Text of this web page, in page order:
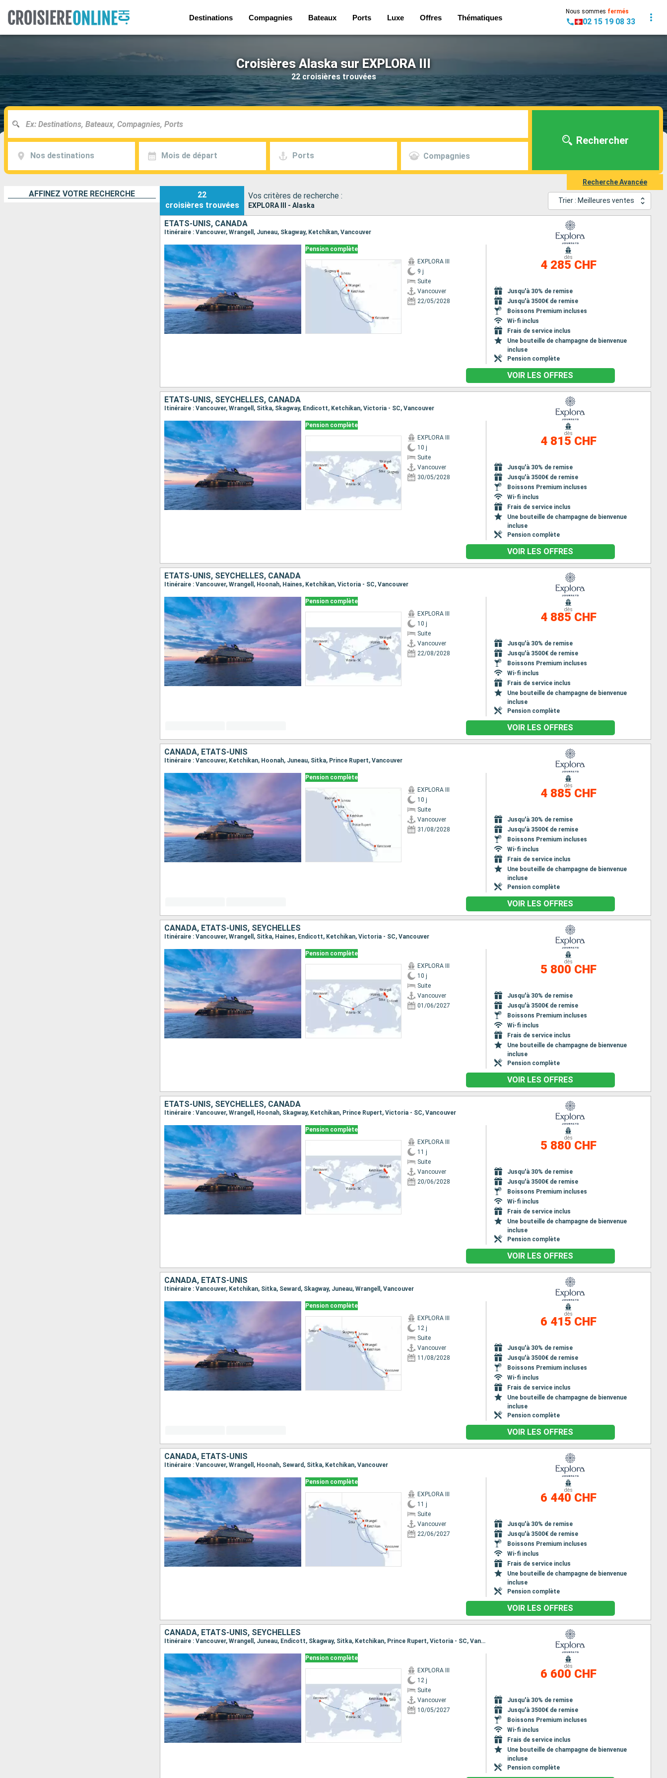
Destinations Compagnies Bateaux Ports Luxe Offres Thématiques
Nous sommes fermés
02 15 19 08 33
Croisières Alaska sur EXPLORA III
22 croisières trouvées
Nos destinations Mois de départ Ports Compagnies
Rechercher
Recherche Avancée
AFFINEZ VOTRE RECHERCHE
22
croisières trouvées
Vos critères de recherche :
EXPLORA III - Alaska
Trier : Meilleures ventes
ÉTATS-UNIS, CANADA
Itinéraire : Vancouver, Wrangell, Juneau, Skagway, Ketchikan, Vancouver
Pension complète
EXPLORA III
9 j
Suite
Vancouver
22/05/2028
dès
4 285 CHF
Jusqu'à 30% de remise
Jusqu'à 3500€ de remise
Boissons Premium incluses
Wi-fi inclus
Frais de service inclus
Une bouteille de champagne de bienvenue
incluse
Pension complète
VOIR LES OFFRES
ÉTATS-UNIS, SEYCHELLES, CANADA
Itinéraire : Vancouver, Wrangell, Sitka, Skagway, Endicott, Ketchikan, Victoria - SC, Vancouver
Pension complète
EXPLORA III
10 j
Suite
Vancouver
30/05/2028
dès
4 815 CHF
Jusqu'à 30% de remise
Jusqu'à 3500€ de remise
Boissons Premium incluses
Wi-fi inclus
Frais de service inclus
Une bouteille de champagne de bienvenue
incluse
Pension complète
VOIR LES OFFRES
ÉTATS-UNIS, SEYCHELLES, CANADA
Itinéraire : Vancouver, Wrangell, Hoonah, Haines, Ketchikan, Victoria - SC, Vancouver
Pension complète
EXPLORA III
10 j
Suite
Vancouver
22/08/2028
dès
4 885 CHF
Jusqu'à 30% de remise
Jusqu'à 3500€ de remise
Boissons Premium incluses
Wi-fi inclus
Frais de service inclus
Une bouteille de champagne de bienvenue
incluse
Pension complète
VOIR LES OFFRES
CANADA, ÉTATS-UNIS
Itinéraire : Vancouver, Ketchikan, Hoonah, Juneau, Sitka, Prince Rupert, Vancouver
Pension complète
EXPLORA III
10 j
Suite
Vancouver
31/08/2028
dès
4 885 CHF
Jusqu'à 30% de remise
Jusqu'à 3500€ de remise
Boissons Premium incluses
Wi-fi inclus
Frais de service inclus
Une bouteille de champagne de bienvenue
incluse
Pension complète
VOIR LES OFFRES
CANADA, ÉTATS-UNIS, SEYCHELLES
Itinéraire : Vancouver, Wrangell, Sitka, Haines, Endicott, Ketchikan, Victoria - SC, Vancouver
Pension complète
EXPLORA III
10 j
Suite
Vancouver
01/06/2027
dès
5 800 CHF
Jusqu'à 30% de remise
Jusqu'à 3500€ de remise
Boissons Premium incluses
Wi-fi inclus
Frais de service inclus
Une bouteille de champagne de bienvenue
incluse
Pension complète
VOIR LES OFFRES
ÉTATS-UNIS, SEYCHELLES, CANADA
Itinéraire : Vancouver, Wrangell, Hoonah, Skagway, Ketchikan, Prince Rupert, Victoria - SC, Vancouver
Pension complète
EXPLORA III
11 j
Suite
Vancouver
20/06/2028
dès
5 880 CHF
Jusqu'à 30% de remise
Jusqu'à 3500€ de remise
Boissons Premium incluses
Wi-fi inclus
Frais de service inclus
Une bouteille de champagne de bienvenue
incluse
Pension complète
VOIR LES OFFRES
CANADA, ÉTATS-UNIS
Itinéraire : Vancouver, Ketchikan, Sitka, Seward, Skagway, Juneau, Wrangell, Vancouver
Pension complète
EXPLORA III
12 j
Suite
Vancouver
11/08/2028
dès
6 415 CHF
Jusqu'à 30% de remise
Jusqu'à 3500€ de remise
Boissons Premium incluses
Wi-fi inclus
Frais de service inclus
Une bouteille de champagne de bienvenue
incluse
Pension complète
VOIR LES OFFRES
CANADA, ÉTATS-UNIS
Itinéraire : Vancouver, Wrangell, Hoonah, Seward, Sitka, Ketchikan, Vancouver
Pension complète
EXPLORA III
11 j
Suite
Vancouver
22/06/2027
dès
6 440 CHF
Jusqu'à 30% de remise
Jusqu'à 3500€ de remise
Boissons Premium incluses
Wi-fi inclus
Frais de service inclus
Une bouteille de champagne de bienvenue
incluse
Pension complète
VOIR LES OFFRES
CANADA, ÉTATS-UNIS, SEYCHELLES
Itinéraire : Vancouver, Wrangell, Juneau, Endicott, Skagway, Sitka, Ketchikan, Prince Rupert, Victoria - SC, Vancouver
Pension complète
EXPLORA III
12 j
Suite
Vancouver
10/05/2027
dès
6 600 CHF
Jusqu'à 30% de remise
Jusqu'à 3500€ de remise
Boissons Premium incluses
Wi-fi inclus
Frais de service inclus
Une bouteille de champagne de bienvenue
incluse
Pension complète